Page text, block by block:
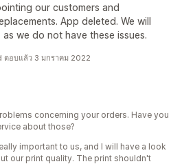
our customers and
App deleted. We will
we do not have these issues.
ตอบแล้ว 3 มกราคม 2022
concerning your orders. Have you
about those?
important to us, and I will have a look
our print quality. The print shouldn't